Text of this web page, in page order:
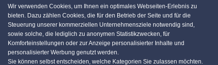
Wir verwenden Cookies, um Ihnen ein optimales Webseiten-Erlebnis zu
bieten. Dazu zählen Cookies, die für den Betrieb der Seite und für die
Steuerung unserer kommerziellen Unternehmensziele notwendig sind,
sowie solche, die lediglich zu anonymen Statistikzwecken, für
Komforteinstellungen oder zur Anzeige personalisierter Inhalte und
personalisierter Werbung genutzt werden.
Sie können selbst entscheiden, welche Kategorien Sie zulassen möchten.